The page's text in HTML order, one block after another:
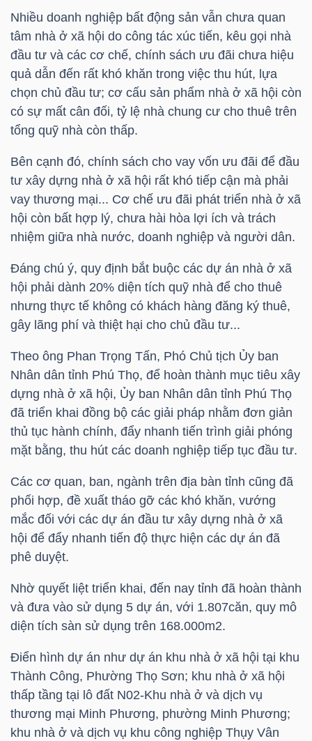
Nhiều doanh nghiệp bất động sản vẫn chưa quan
tâm nhà ở xã hội do công tác xúc tiến, kêu gọi nhà
đầu tư và các cơ chế, chính sách ưu đãi chưa hiệu
quả dẫn đến rất khó khăn trong việc thu hút, lựa
chọn chủ đầu tư; cơ cấu sản phẩm nhà ở xã hội còn
có sự mất cân đối, tỷ lệ nhà chung cư cho thuê trên
tổng quỹ nhà còn thấp.
Bên cạnh đó, chính sách cho vay vốn ưu đãi để đầu
tư xây dựng nhà ở xã hội rất khó tiếp cận mà phải
vay thương mại... Cơ chế ưu đãi phát triển nhà ở xã
hội còn bất hợp lý, chưa hài hòa lợi ích và trách
nhiệm giữa nhà nước, doanh nghiệp và người dân.
Đáng chú ý, quy định bắt buộc các dự án nhà ở xã
hội phải dành 20% diện tích quỹ nhà để cho thuê
nhưng thực tế không có khách hàng đăng ký thuê,
gây lãng phí và thiệt hại cho chủ đầu tư...
Theo ông Phan Trọng Tấn, Phó Chủ tịch Ủy ban
Nhân dân tỉnh Phú Thọ, để hoàn thành mục tiêu xây
dựng nhà ở xã hội, Ủy ban Nhân dân tỉnh Phú Thọ
đã triển khai đồng bộ các giải pháp nhằm đơn giản
thủ tục hành chính, đẩy nhanh tiến trình giải phóng
mặt bằng, thu hút các doanh nghiệp tiếp tục đầu tư.
Các cơ quan, ban, ngành trên địa bàn tỉnh cũng đã
phối hợp, đề xuất tháo gỡ các khó khăn, vướng
mắc đối với các dự án đầu tư xây dựng nhà ở xã
hội để đẩy nhanh tiến độ thực hiện các dự án đã
phê duyệt.
Nhờ quyết liệt triển khai, đến nay tỉnh đã hoàn thành
và đưa vào sử dụng 5 dự án, với 1.807căn, quy mô
diện tích sàn sử dụng trên 168.000m2.
Điển hình dự án như dự án khu nhà ở xã hội tại khu
Thành Công, Phường Thọ Sơn; khu nhà ở xã hội
thấp tầng tại lô đất N02-Khu nhà ở và dịch vụ
thương mại Minh Phương, phường Minh Phương;
khu nhà ở và dịch vụ khu công nghiệp Thụy Vân
TRUY
XUẤT
DỮ
LIỆU
Ngành
(-)
VS-
SECTOR
NĂNG
LƯỢNG
NGUYÊN
LIỆU
CÔNG
NGHIỆP
TIÊU
DÙNG
THIẾT